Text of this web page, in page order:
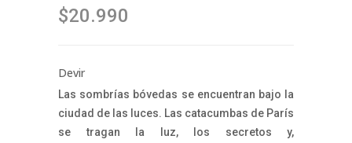
$20.990
Devir
Las sombrías bóvedas se encuentran bajo la
ciudad de las luces. Las catacumbas de París
se tragan la luz, los secretos y,